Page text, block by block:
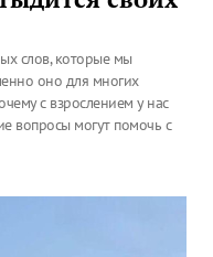
слов, которые мы
оно для многих
с взрослением у нас
вопросы могут помочь с